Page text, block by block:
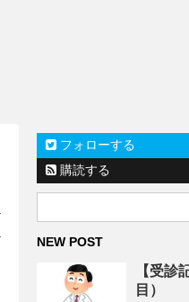
フォローする
購読する
NEW POST
【受診
目）